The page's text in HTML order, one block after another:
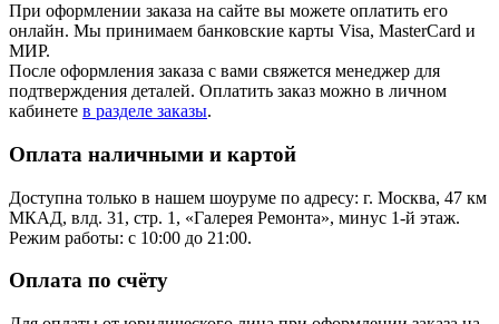
При оформлении заказа на сайте вы можете оплатить его
онлайн. Мы принимаем банковские карты Visa, MasterCard и
МИР.
После оформления заказа с вами свяжется менеджер для
подтверждения деталей. Оплатить заказ можно в личном
кабинете в разделе заказы.
Оплата наличными и картой
Доступна только в нашем шоуруме по адресу: г. Москва, 47 км
МКАД, влд. 31, стр. 1, «Галерея Ремонта», минус 1‑й этаж.
Режим работы: с 10:00 до 21:00.
Оплата по счёту